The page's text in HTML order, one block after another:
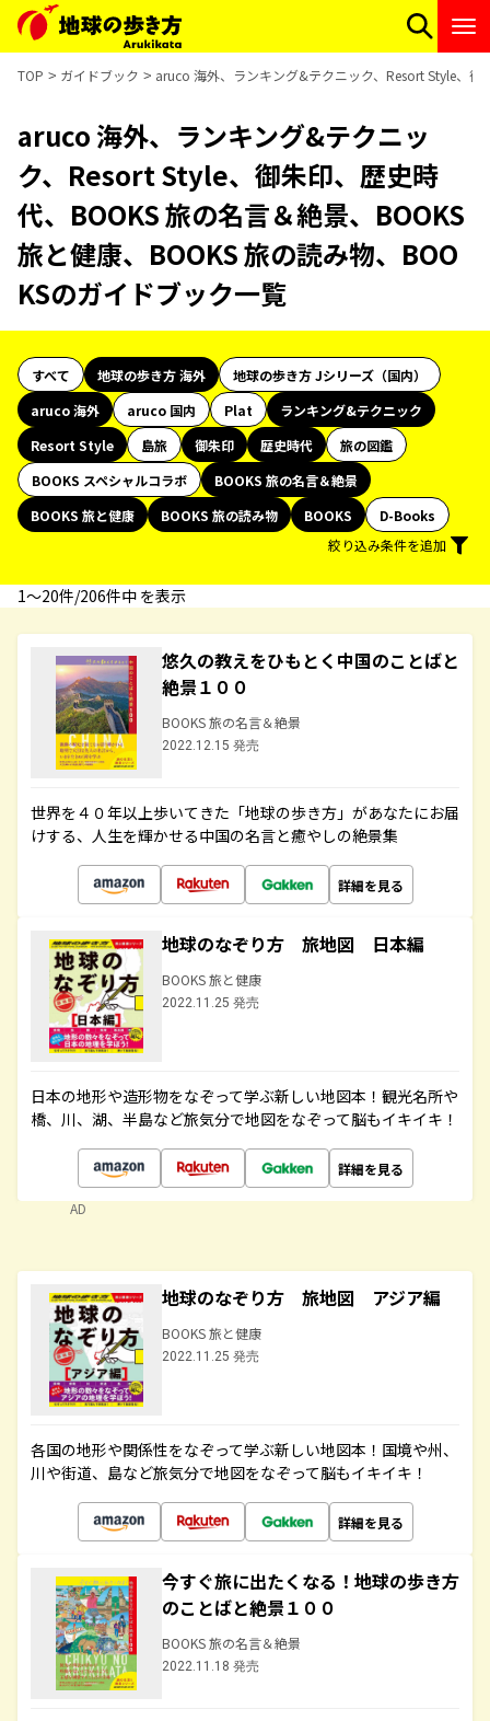
TOP ガイドブック aruco 海外、ランキング&テクニック、Resort Style、御
aruco 海外、ランキング&テクニッ
ク、Resort Style、御朱印、歴史時
代、BOOKS 旅の名言＆絶景、BOOKS
旅と健康、BOOKS 旅の読み物、BOO
KSのガイドブック一覧
すべて 地球の歩き方 海外
地球の歩き方 Jシリーズ（国内）
aruco 海外
aruco 国内 Plat
ランキング&テクニック
Resort Style
島旅 御朱印 歴史時代
旅の図鑑
BOOKS スペシャルコラボ
BOOKS 旅の名言＆絶景
BOOKS 旅と健康
BOOKS 旅の読み物 BOOKS
D-Books
絞り込み条件を追加
1〜20件/206件中 を表示
悠久の教えをひもとく中国のことばと
絶景１００
BOOKS 旅の名言＆絶景
2022.12.15 発売
世界を４０年以上歩いてきた「地球の歩き方」があなたにお届
けする、人生を輝かせる中国の名言と癒やしの絶景集
詳細を見る
地球のなぞり方 旅地図 日本編
BOOKS 旅と健康
2022.11.25 発売
日本の地形や造形物をなぞって学ぶ新しい地図本！観光名所や
橋、川、湖、半島など旅気分で地図をなぞって脳もイキイキ！
詳細を見る
AD
地球のなぞり方 旅地図 アジア編
BOOKS 旅と健康
2022.11.25 発売
各国の地形や関係性をなぞって学ぶ新しい地図本！国境や州、
川や街道、島など旅気分で地図をなぞって脳もイキイキ！
詳細を見る
今すぐ旅に出たくなる！地球の歩き方
のことばと絶景１００
BOOKS 旅の名言＆絶景
2022.11.18 発売